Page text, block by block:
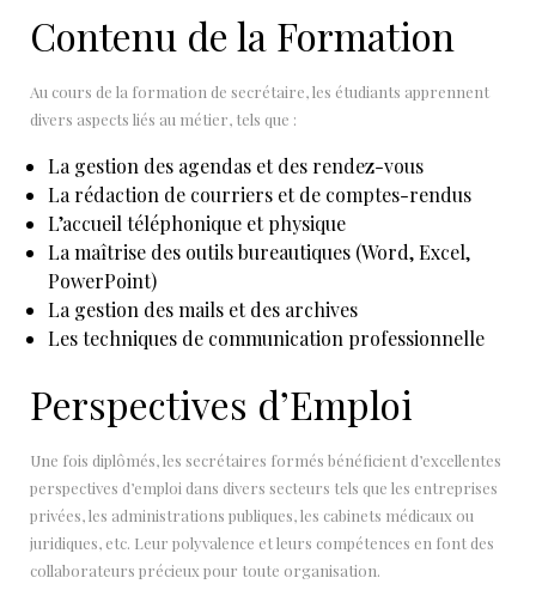
Contenu de la Formation
Au cours de la formation de secrétaire, les étudiants apprennent
divers aspects liés au métier, tels que :
La gestion des agendas et des rendez-vous
La rédaction de courriers et de comptes-rendus
L’accueil téléphonique et physique
La maîtrise des outils bureautiques (Word, Excel,
PowerPoint)
La gestion des mails et des archives
Les techniques de communication professionnelle
Perspectives d’Emploi
Une fois diplômés, les secrétaires formés bénéficient d’excellentes
perspectives d’emploi dans divers secteurs tels que les entreprises
privées, les administrations publiques, les cabinets médicaux ou
juridiques, etc. Leur polyvalence et leurs compétences en font des
collaborateurs précieux pour toute organisation.